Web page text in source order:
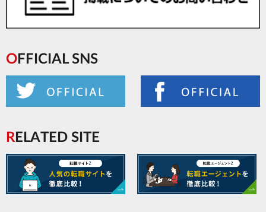
OFFICIAL SNS
RELATED SITE